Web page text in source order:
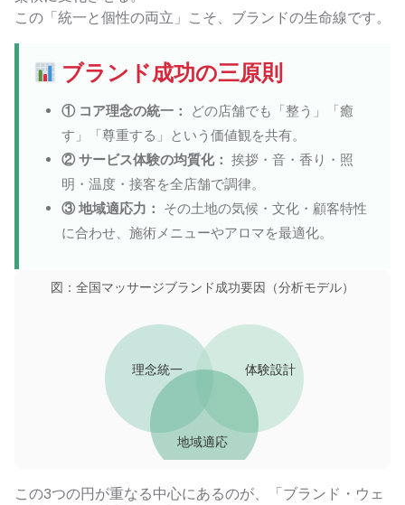
この「統一と個性の両立」こそ、ブランドの生命線です。
ブランド成功の三原則
① コア理念の統一： どの店舗でも「整う」「癒
す」「尊重する」という価値観を共有。
② サービス体験の均質化： 挨拶・音・香り・照
明・温度・接客を全店舗で調律。
③ 地域適応力： その土地の気候・文化・顧客特性
に合わせ、施術メニューやアロマを最適化。
図：全国マッサージブランド成功要因（分析モデル）
理念統一 体験設計
地域適応
この3つの円が重なる中心にあるのが、「ブランド・ウェ